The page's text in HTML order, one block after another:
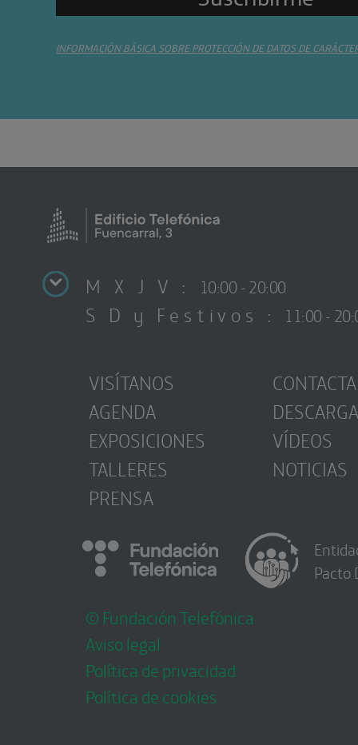
INFORMACIÓN BÁSICA SOBRE PROTECCIÓN DE DATOS DE
M X J V : 10:00 - 20:00
S D y Festivos : 11:00 -
VISÍTANOS
AGENDA
EXPOSICIONES
TALLERES
PRENSA
CONTACTA
VÍDEOS
NOTICIAS
© Fundación Telefónica
Aviso legal
Política de privacidad
Política de cookies
Pacto